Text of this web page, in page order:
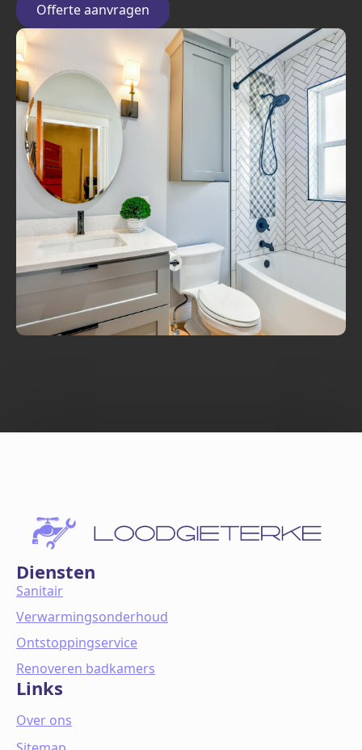
Offerte aanvragen
Diensten
Sanitair
Verwarmingsonderhoud
Ontstoppingservice
Renoveren badkamers
Links
Over ons